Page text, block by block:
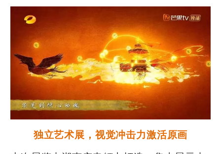
独立艺术展，视觉冲击力激活原画